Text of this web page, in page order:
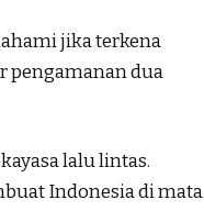
jika terkena
pengamanan dua
lalu lintas.
Indonesia di mata